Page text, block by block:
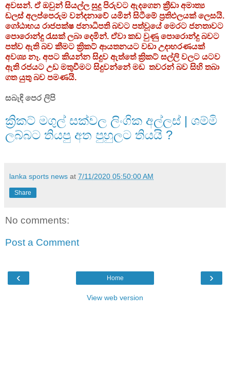
අවසන්. ඒ ඔවුන් සියල්ල සුදු පිරුවට ඇදගෙන ක්‍රීඩා අමාත්‍ය
ඩලස් අලප්පෙරුම වන්දනාවේ යමින් සිටීමේ ප්‍රතිඵලයක් ලෙසයි.
ගෝඨාභය රාජපක්ෂ ජනාධිපති බවට පත්වූයේ මෙරට ජනතාවට
පොරොන්දු රැසක් ලබා දෙමින්. ඒවා කඩ වුණු පොරොන්දු බවට
පත්ව ඇති බව කීමට ක්‍රිකට් ආයතනයට වඩා උදාහරණයක්
අවශ්‍ය නෑ. අපට කියන්න සිදුව ඇත්තේ ක්‍රිකට් සල්ලි වලට යටව
ඇති රජයට උඩ මතුවීමට සිදුවන්නේ මඩ තවරන් බව සිහි තබා
ගත යුතු බව පමණයි.
සබැඳි පෙර ලිපි
ක්‍රිකට් මගුල් සක්වල ලිංගික අල්ලස් | ශම්මි
ලබ්බට තියපු අත පුහුලට තියයි ?
lanka sports news at 7/11/2020 05:50:00 AM
Share
No comments:
Post a Comment
‹ ›
Home
View web version